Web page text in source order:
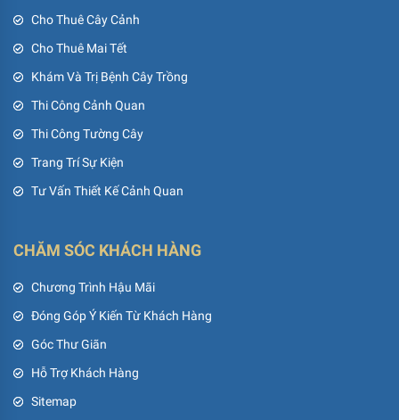
Cho Thuê Cây Cảnh
Cho Thuê Mai Tết
Khám Và Trị Bệnh Cây Trồng
Thi Công Cảnh Quan
Thi Công Tường Cây
Trang Trí Sự Kiện
Tư Vấn Thiết Kế Cảnh Quan
CHĂM SÓC KHÁCH HÀNG
Chương Trình Hậu Mãi
Đóng Góp Ý Kiến Từ Khách Hàng
Góc Thư Giãn
Hỗ Trợ Khách Hàng
Sitemap